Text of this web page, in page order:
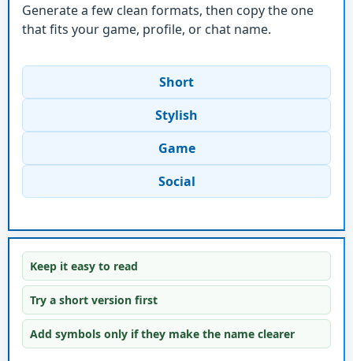
Generate a few clean formats, then copy the one
that fits your game, profile, or chat name.
Short
Stylish
Game
Social
Keep it easy to read
Try a short version first
Add symbols only if they make the name clearer